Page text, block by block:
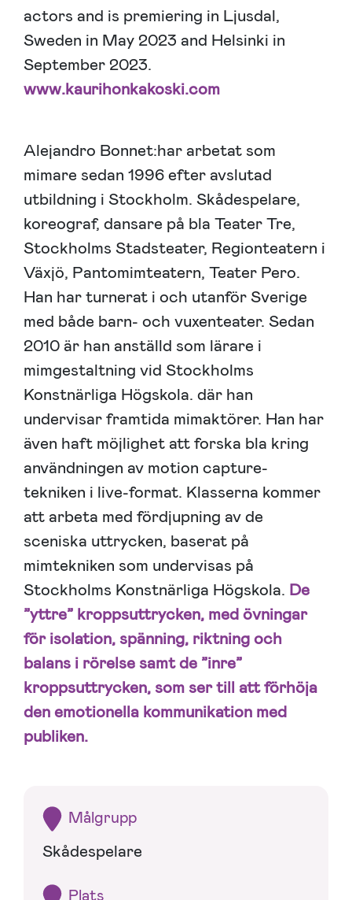
actors and is premiering in Ljusdal,
Sweden in May 2023 and Helsinki in
September 2023.
www.kaurihonkakoski.com
Alejandro Bonnet:har arbetat som
mimare sedan 1996 efter avslutad
utbildning i Stockholm. Skådespelare,
koreograf, dansare på bla Teater Tre,
Stockholms Stadsteater, Regionteatern i
Växjö, Pantomimteatern, Teater Pero.
Han har turnerat i och utanför Sverige
med både barn- och vuxenteater. Sedan
2010 är han anställd som lärare i
mimgestaltning vid Stockholms
Konstnärliga Högskola. där han
undervisar framtida mimaktörer. Han har
även haft möjlighet att forska bla kring
användningen av motion capture-
tekniken i live-format. Klasserna kommer
att arbeta med fördjupning av de
sceniska uttrycken, baserat på
mimtekniken som undervisas på
Stockholms Konstnärliga Högskola. De
”yttre” kroppsuttrycken, med övningar
för isolation, spänning, riktning och
balans i rörelse samt de ”inre”
kroppsuttrycken, som ser till att förhöja
den emotionella kommunikation med
publiken.
Målgrupp
Skådespelare
Plats